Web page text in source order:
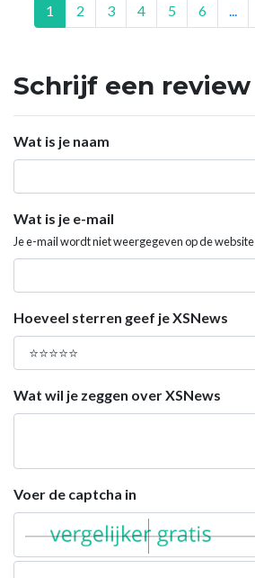
1 2 3 4 5 6
Schrijf een review
Wat is je naam
Wat is je e-mail
Je e-mail wordt niet weergegeven op de website
Hoeveel sterren geef je XSNews
Wat wil je zeggen over XSNews
Voer de captcha in